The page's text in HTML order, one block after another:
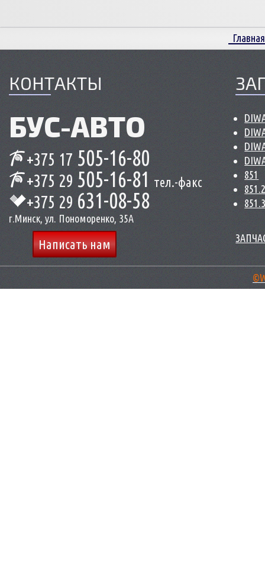
Главная
КОНТАКТЫ
БУС-АВТО
+375 17 505-16-80
+375 29 505-16-81 тел.-факс
+375 29 631-08-58
г.Минск, ул. Пономоренко, 35А
Написать нам
851